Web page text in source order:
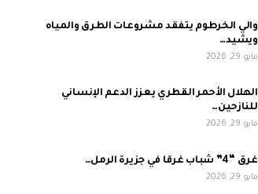
والي الخرطوم يتفقد مشروعات الطرق والمياه
ويشيد…
مايو 29, 2026
الهلال الأحمر القطري يعزز الدعم الإنساني
للنازحين…
مايو 29, 2026
غرق “4” شباب غرقا في جزيرة الرمل…
مايو 29, 2026